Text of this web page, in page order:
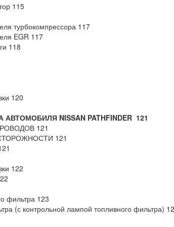
115
турбокомпрессора 117
EGR 117
118
120
NISSAN PATHFINDER 121
121
121
122
фильтра 123
(с контрольной лампой топливного фильтра)